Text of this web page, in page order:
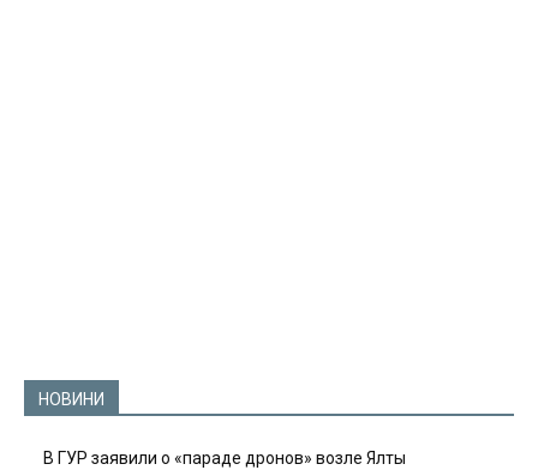
НОВИНИ
В ГУР заявили о «параде дронов» возле Ялты